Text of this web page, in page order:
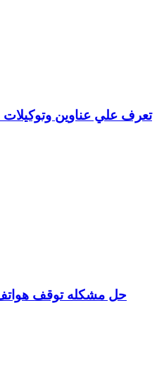
تعرف علي عناوين وتوكيلات
حل مشكله توقف